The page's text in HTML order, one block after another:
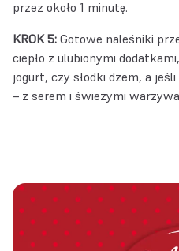
przez około 1 minutę.
KROK 5: Gotowe naleśniki
ciepło z ulubionymi
jogurt, czy słodki dżem, a
– z serem i świeżymi